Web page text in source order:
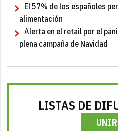
El 57% de los españoles
alimentación
Alerta en el retail por el
plena campaña de Navidad
LISTAS DE